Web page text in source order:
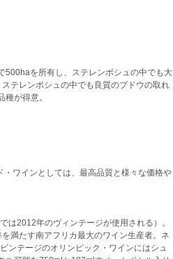
500haを所有し、ステレンボシュの中でも大
テレンボシュの中でも良質のブドウの取れ
が得意。
ワインとしては、最高品質と様々な価格や
は2012年のヴィンテージが使用される）。
満たす南アフリカ最大のワイン生産者。ネ
ンテージのオリンピック・ワインにはシュ